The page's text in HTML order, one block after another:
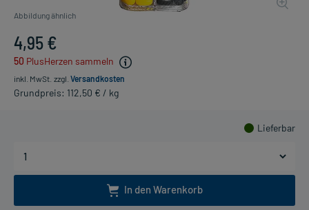
Abbildung ähnlich
4,95 €
50 PlusHerzen sammeln
inkl. MwSt. zzgl. Versandkosten
Grundpreis: 112,50 € / kg
Lieferbar
In den Warenkorb